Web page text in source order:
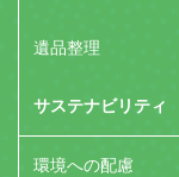
遺品整理
サステナビリティ
環境への配慮